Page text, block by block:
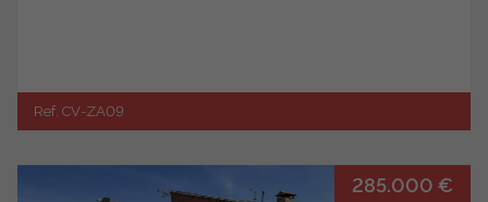
Ref. CV-ZA09
285.000 €